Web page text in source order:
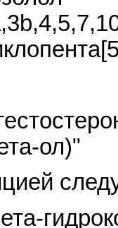
ол)"